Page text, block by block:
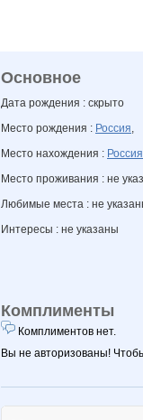
Основное
Дата рождения : скрыто
Место рождения : Россия,
Место нахождения : Россия
Место проживания : не
Любимые места : не
Интересы : не указаны
Комплименты
Комплиментов нет.
Вы не авторизованы!